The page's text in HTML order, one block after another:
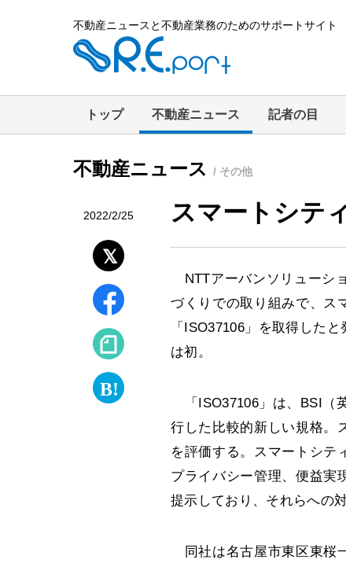
不動産ニュースと不動産業務のためのサポートサイト
トップ 不動産ニュース 記者の目
不動産ニュース / その他
2022/2/25 スマートシテ
NTTアーバンソリューシ
づくりでの取り組みで、ス
「ISO37106」を取得した
は初。
「ISO37106」は、BSI（
行した比較的新しい規格。
を評価する。スマートシテ
プライバシー管理、便益実
提示しており、それらへの
同社は名古屋市東区東桜